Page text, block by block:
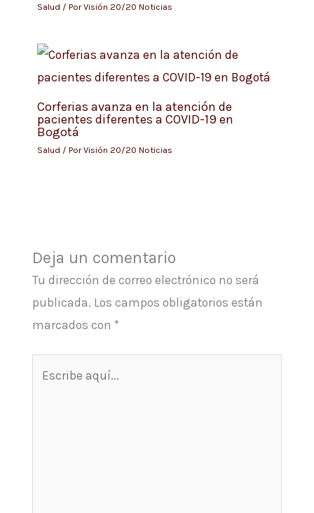
Salud / PorVisión 20/20 Noticias
Corferias avanza en la atención de
pacientes diferentes a COVID-19 en
Bogotá
Salud / PorVisión 20/20 Noticias
Deja un comentario
Tu dirección de correo electrónico no será
publicada. Los campos obligatorios están
marcados con *